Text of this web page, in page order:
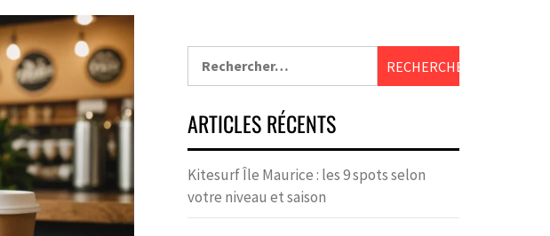
ARTICLES RÉCENTS
Kitesurf Île Maurice : les 9 spots selon
votre niveau et saison